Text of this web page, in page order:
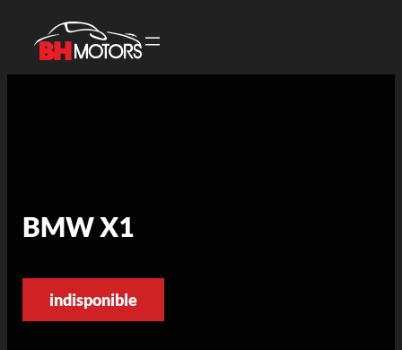
BMW X1
indisponible